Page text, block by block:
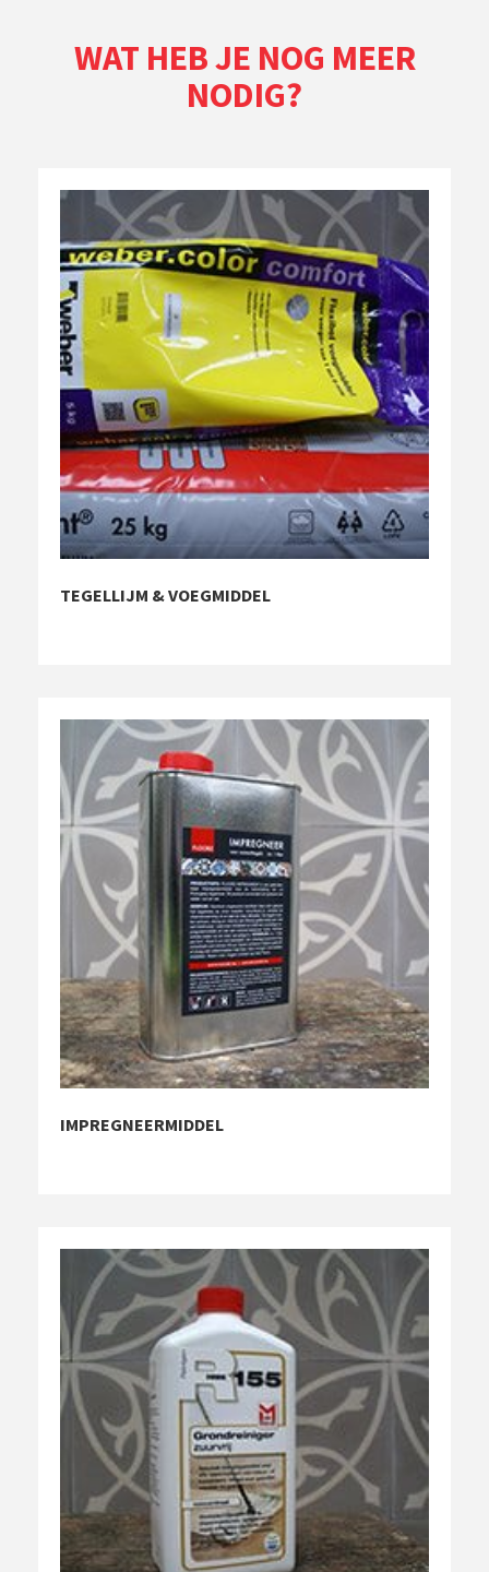
WAT HEB JE NOG MEER
NODIG?
TEGELLIJM & VOEGMIDDEL
IMPREGNEERMIDDEL